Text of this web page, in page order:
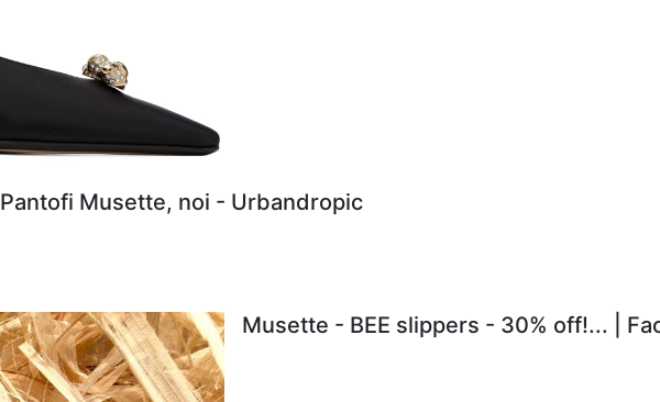
Pantofi Musette, noi - Urbandropic
Musette - BEE slippers - 30% off!... |